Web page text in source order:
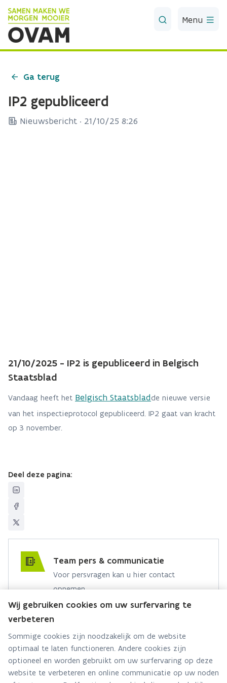
Skip to Main Content
Menu
Ga terug
IP2 gepubliceerd
Nieuwsbericht · 21/10/25 8:26
21/10/2025 - IP2 is gepubliceerd in Belgisch
Staatsblad
Vandaag heeft het Belgisch Staatsbladde nieuwe versie
van het inspectieprotocol gepubliceerd. IP2 gaat van kracht
op 3 november.
Deel deze pagina:
Team pers & communicatie
Voor persvragen kan u hier contact
opnemen.
Hebt u een persvraag? Stel ze hier:
Via contact formulier
Alle contactgegevens
Adres
Wij gebruiken cookies om uw surfervaring te
verbeteren
Sommige cookies zijn noodzakelijk om de website
optimaal te laten functioneren. Andere cookies zijn
optioneel en worden gebruikt om uw surfervaring op deze
website te verbeteren en online communicatie op uw noden